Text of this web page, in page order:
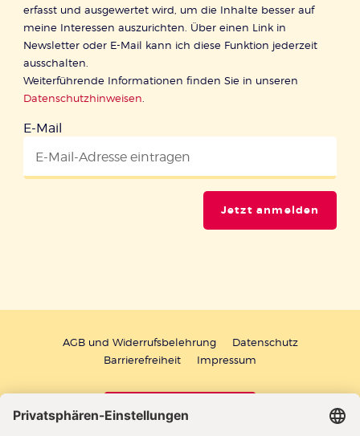
erfasst und ausgewertet wird, um die Inhalte besser auf
meine Interessen auszurichten. Über einen Link in
Newsletter oder E-Mail kann ich diese Funktion jederzeit
ausschalten.
Weiterführende Informationen finden Sie in unseren
Datenschutzhinweisen
E-Mail
Jetzt anmelden
AGB und Widerrufsbelehrung
Datenschutz
Barrierefreiheit
Impressum
Vertrag widerrufen